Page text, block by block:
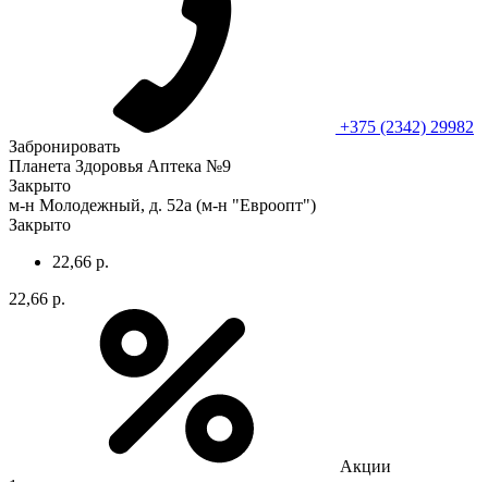
+375 (2342) 29982
Забронировать
Планета Здоровья Аптека №9
Закрыто
м-н Молодежный, д. 52а (м-н "Евроопт")
Закрыто
22,66 р.
22,66 р.
Акции